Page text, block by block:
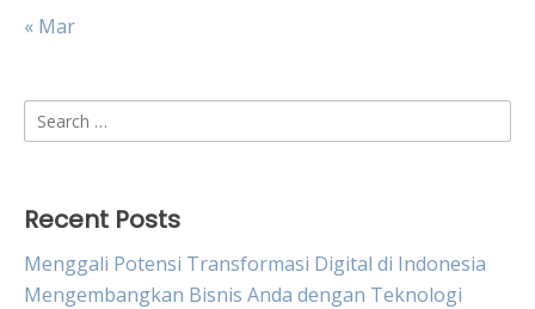
« Mar
Search
for:
Recent Posts
Menggali Potensi Transformasi Digital di Indonesia
Mengembangkan Bisnis Anda dengan Teknologi